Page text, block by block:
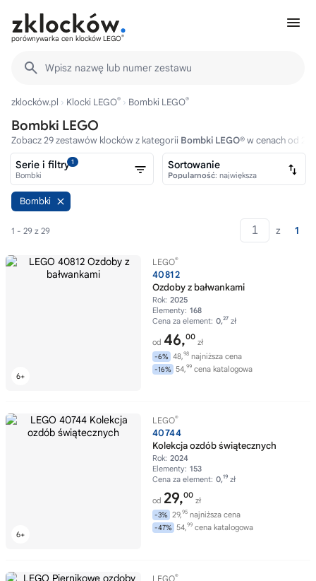
porównywarka cen klocków LEGO®
Wpisz nazwę lub numer zestawu
zklocków.pl Klocki LEGO® Bombki LEGO®
Bombki LEGO
Zobacz 29 zestawów klocków z kategorii Bombki LEGO®w cenach od
Bombki
1 - 29 z 29 z 1
LEGO®
40812
Ozdoby z bałwankami
Rok: 2025
Elementy: 168
Cena za element: 0,27 zł
od 46,00
zł
-6% 48,98 najniższa cena
-16% 54,99 cena katalogowa
LEGO®
40744
Kolekcja ozdób świątecznych
Rok: 2024
Elementy: 153
Cena za element: 0,19 zł
od 29,00
zł
-3% 29,95 najniższa cena
-47% 54,99 cena katalogowa
LEGO®
Serie i filtry1
Bombki
Sortowanie
Popularność: największa